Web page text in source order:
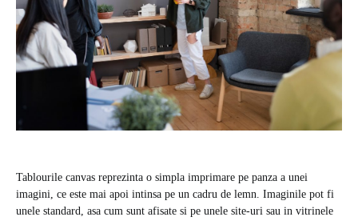
Tablourile canvas reprezinta o simpla imprimare pe panza a unei
imagini, ce este mai apoi intinsa pe un cadru de lemn. Imaginile pot fi
unele standard, asa cum sunt afisate si pe unele site-uri sau in vitrinele